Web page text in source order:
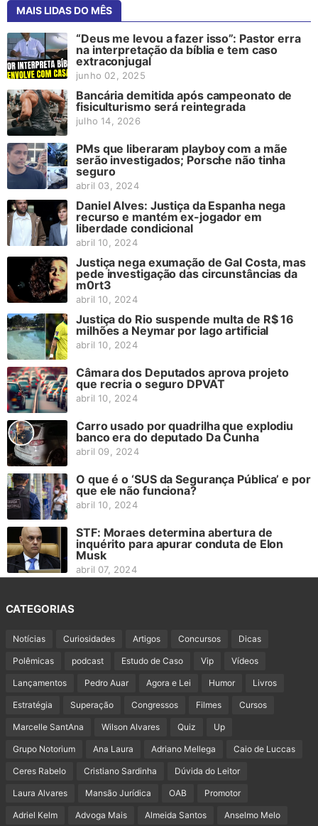
MAIS LIDAS DO MÊS
“Deus me levou a fazer isso”: Pastor erra
na interpretação da bíblia e tem caso
extraconjugal
junho 02, 2025
Bancária demitida após campeonato de
fisiculturismo será reintegrada
julho 14, 2026
PMs que liberaram playboy com a mãe
serão investigados; Porsche não tinha
seguro
abril 03, 2024
Daniel Alves: Justiça da Espanha nega
recurso e mantém ex-jogador em
liberdade condicional
abril 10, 2024
Justiça nega exumação de Gal Costa, mas
pede investigação das circunstâncias da
m0rt3
abril 10, 2024
Justiça do Rio suspende multa de R$ 16
milhões a Neymar por lago artificial
abril 10, 2024
Câmara dos Deputados aprova projeto
que recria o seguro DPVAT
abril 10, 2024
Carro usado por quadrilha que explodiu
banco era do deputado Da Cunha
abril 09, 2024
O que é o ‘SUS da Segurança Pública’ e por
que ele não funciona?
abril 10, 2024
STF: Moraes determina abertura de
inquérito para apurar conduta de Elon
Musk
abril 07, 2024
CATEGORIAS
Notícias Curiosidades Artigos Concursos Dicas
Polêmicas podcast Estudo de Caso Vip Vídeos
Lançamentos Pedro Auar Agora e Lei Humor Livros
Estratégia Superação Congressos Filmes Cursos
Marcelle SantAna Wilson Alvares Quiz Up
Grupo Notorium Ana Laura Adriano Mellega Caio de Luccas
Ceres Rabelo Cristiano Sardinha Dúvida do Leitor
Laura Alvares Mansão Jurídica OAB Promotor
Adriel Kelm Advoga Mais Almeida Santos Anselmo Melo